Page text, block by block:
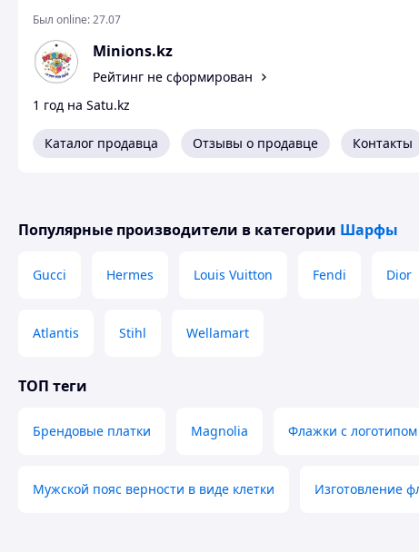
Был online:27.07
Minions.kz
Рейтинг не сформирован
1 год на Satu.kz
Каталог продавца Отзывы о продавце Контакты
Популярные производители в категории Шарфы
Gucci Hermes Louis Vuitton Fendi Dior
Atlantis Stihl Wellamart
ТОП теги
Брендовые платки Magnolia Флажки с логотипом
Мужской пояс верности в виде клетки Изготовление